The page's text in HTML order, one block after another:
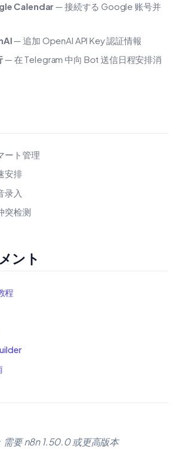
Calendar — 接続する Google 账号并
— 追加 OpenAI API Key 認証情報
— 在 Telegram 中向 Bot 送信日程安排消
ート管理
安排
录入
突检测
ント
程
需要 n8n 1.50.0 或更高版本